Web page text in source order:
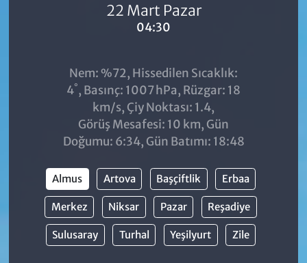
22 Mart Pazar
04:30
Nem: %72, Hissedilen Sıcaklık:
4°, Basınç: 1007 hPa, Rüzgar: 18
km/s, Çiy Noktası: 1.4,
Görüş Mesafesi: 10 km, Gün
Doğumu: 6:34, Gün Batımı: 18:48
Almus Artova Başçiftlik Erbaa
Merkez Niksar Pazar Reşadiye
Sulusaray Turhal Yeşilyurt Zile